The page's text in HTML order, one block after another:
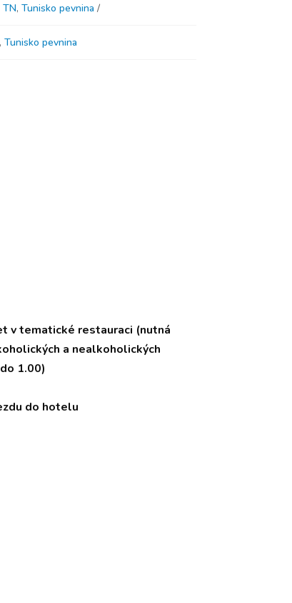
TN, Tunisko pevnina
, Tunisko pevnina
v tematické restauraci (nutná
a nealkoholických
1.00)
do hotelu